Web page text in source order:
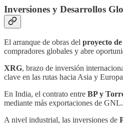
Inversiones y Desarrollos
El arranque de obras del proyecto
compradores globales y abre
XRG, brazo de inversión
clave en las rutas hacia Asia y
En India, el contrato entre BP y
mediante más exportaciones de GNL.
A nivel industrial, las inversiones de